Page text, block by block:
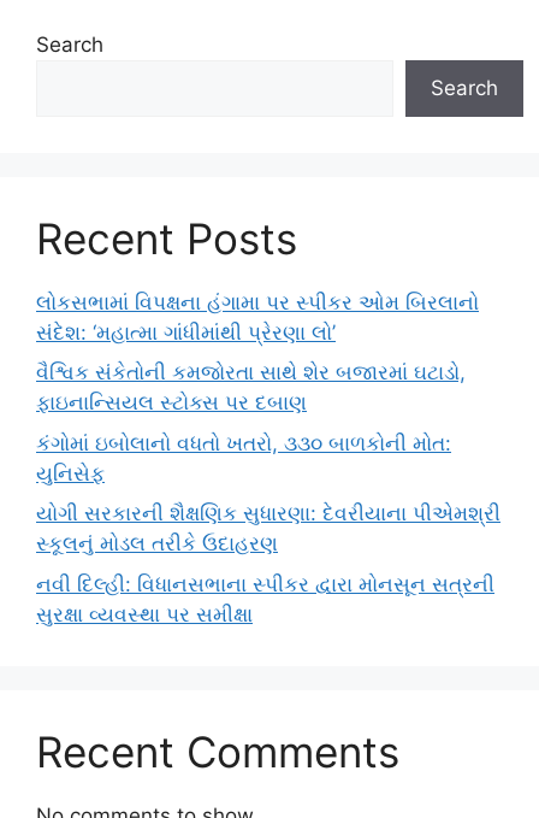
Search
Search
Recent Posts
લોકસભામાં વિપક્ષના હંગામા પર સ્પીકર ઓમ બિરલાનો
સંદેશ: ‘મહાત્મા ગાંધીમાંથી પ્રેરણા લો’
વૈશ્વિક સંકેતોની કમજોરતા સાથે શેર બજારમાં ઘટાડો,
ફાઇનાન્સિયલ સ્ટોક્સ પર દબાણ
કંગોમાં ઇબોલાનો વધતો ખતરો, ૩૩૦ બાળકોની મોત:
યુનિસેફ
યોગી સરકારની શૈક્ષણિક સુધારણા: દેવરીયાના પીએમશ્રી
સ્કૂલનું મોડલ તરીકે ઉદાહરણ
નવી દિલ્હી: વિધાનસભાના સ્પીકર દ્વારા મોનસૂન સત્રની
સુરક્ષા વ્યવસ્થા પર સમીક્ષા
Recent Comments